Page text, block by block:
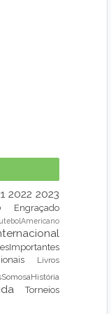
2022 2023
Engraçado
Livros
Torneios